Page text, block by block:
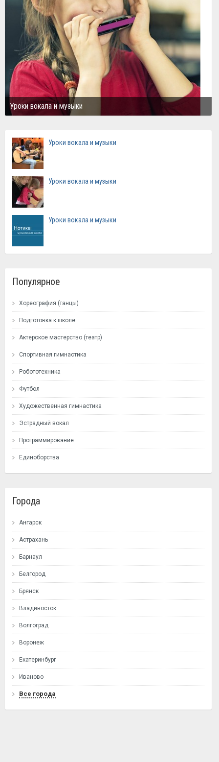
Уроки вокала и музыки
Уроки вокала и музыки
Уроки вокала и музыки
Уроки вокала и музыки
Популярное
Хореография (танцы)
Подготовка к школе
Актерское мастерство (театр)
Спортивная гимнастика
Робототехника
Футбол
Художественная гимнастика
Эстрадный вокал
Программирование
Единоборства
Города
Ангарск
Астрахань
Барнаул
Белгород
Брянск
Владивосток
Волгоград
Воронеж
Екатеринбург
Иваново
Все города